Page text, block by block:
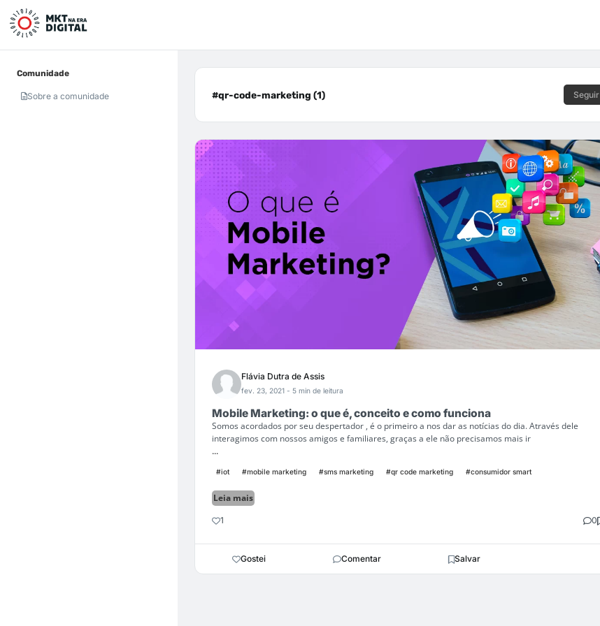
Comunidade
Sobre a comunidade #qr-code-marketing (1) Seguir
Flávia Dutra de Assis
fev. 23, 2021 - 5 min de leitura
Mobile Marketing: o que é, conceito e como funciona
Somos acordados por seu despertador , é o primeiro a nos dar as notícias do dia. Através dele
interagimos com nossos amigos e familiares, graças a ele não precisamos mais ir
...
#iot #mobile marketing #sms marketing #qr code marketing #consumidor smart
Leia mais
1 0
Gostei Comentar Salvar